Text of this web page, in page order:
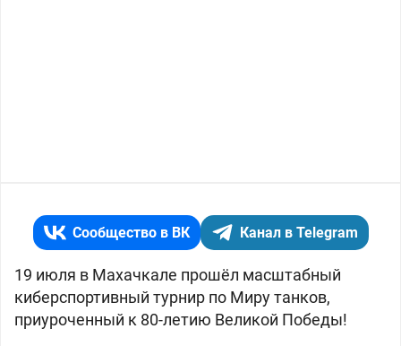
Сообщество в ВК Канал в Telegram
19 июля в Махачкале прошёл масштабный
киберспортивный турнир по Миру танков,
приуроченный к 80-летию Великой Победы!